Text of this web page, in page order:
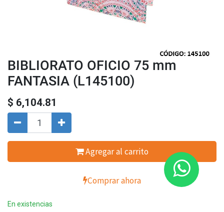
BIBLIORATO OFICIO 75 mm
FANTASIA (L145100)
$ 6,104.81
Agregar al carrito
Comprar ahora
En existencias